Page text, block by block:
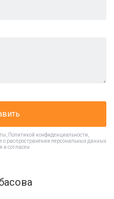
Политикой конфиденциальности
о распространении персональных данных
и согласен